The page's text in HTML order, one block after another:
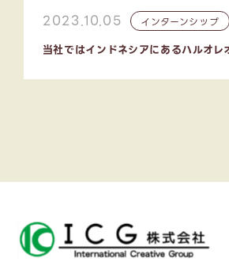
2023.10.05 インターンシップ
当社ではインドネシアにあるハルオレ